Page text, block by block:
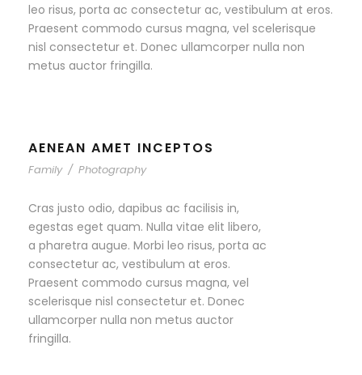
leo risus, porta ac consectetur ac, vestibulum at eros.
Praesent commodo cursus magna, vel scelerisque
nisl consectetur et. Donec ullamcorper nulla non
metus auctor fringilla.
AENEAN AMET INCEPTOS
Family / Photography
Cras justo odio, dapibus ac facilisis in,
egestas eget quam. Nulla vitae elit libero,
a pharetra augue. Morbi leo risus, porta ac
consectetur ac, vestibulum at eros.
Praesent commodo cursus magna, vel
scelerisque nisl consectetur et. Donec
ullamcorper nulla non metus auctor
fringilla.